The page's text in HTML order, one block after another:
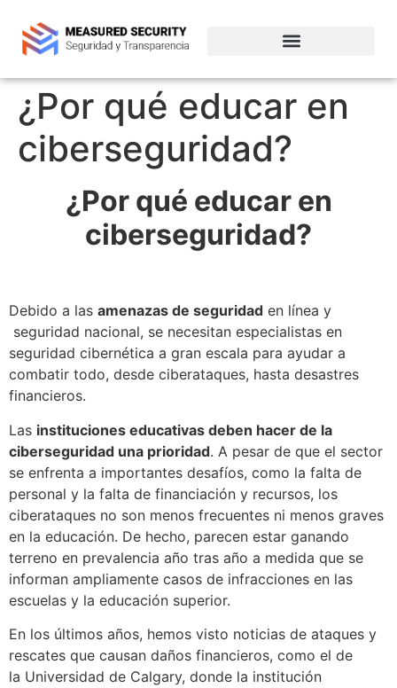
¿Por qué educar en
ciberseguridad?
¿Por qué educar en
ciberseguridad?
Debido a las amenazas de seguridad en línea y
seguridad nacional, se necesitan especialistas en
seguridad cibernética a gran escala para ayudar a
combatir todo, desde ciberataques, hasta desastres
financieros.
Las instituciones educativas deben hacer de la
ciberseguridad una prioridad. A pesar de que el sector
se enfrenta a importantes desafíos, como la falta de
personal y la falta de financiación y recursos, los
ciberataques no son menos frecuentes ni menos graves
en la educación. De hecho, parecen estar ganando
terreno en prevalencia año tras año a medida que se
informan ampliamente casos de infracciones en las
escuelas y la educación superior.
En los últimos años, hemos visto noticias de ataques y
rescates que causan daños financieros, como el de
la Universidad de Calgary, donde la institución